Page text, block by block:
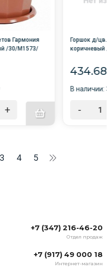
Гармония
/30/М1573/
+
Горшок д/цв.
коричневый
434.68
В наличии: 3
-
3 4 5
+7 (347) 216-46-20
Отдел продаж
+7 (917) 49 000 18
Интернет-магазин